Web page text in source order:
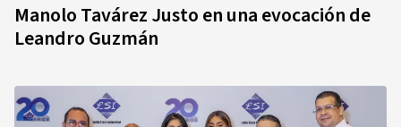
Manolo Tavárez Justo en una evocación de
Leandro Guzmán